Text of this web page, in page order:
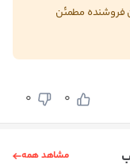
فروشنده مطمئن
0
0
مشاهد همه